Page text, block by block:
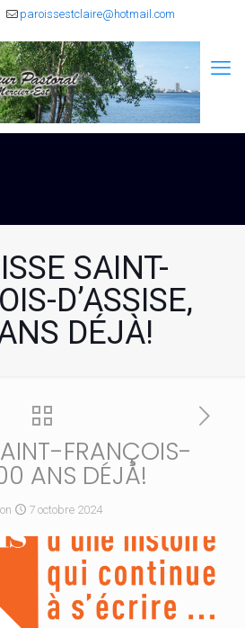
paroissestclaire@hotmail.com
SAINT-
D’ASSISE,
DÉJÀ!
FRANÇOIS-
ANS DÉJÀ!
on 7 octobre 2024